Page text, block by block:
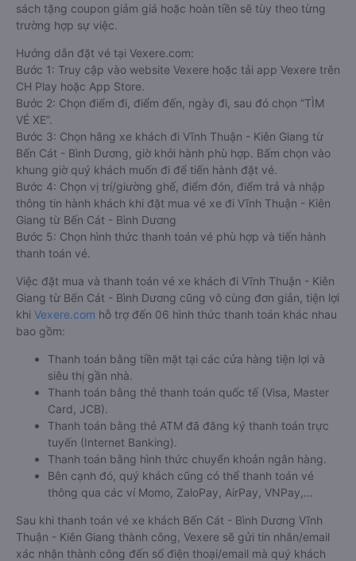
sách tặng coupon giảm giá hoặc hoàn tiền sẽ tùy theo từng
trường hợp sự việc.
Hướng dẫn đặt vé tại Vexere.com:
Bước 1: Truy cập vào website Vexere hoặc tải app Vexere trên
CH Play hoặc App Store.
Bước 2: Chọn điểm đi, điểm đến, ngày đi, sau đó chọn “TÌM
VÉ XE”.
Bước 3: Chọn hãng xe khách đi Vĩnh Thuận - Kiên Giang từ
Bến Cát - Bình Dương, giờ khởi hành phù hợp. Bấm chọn vào
khung giờ quý khách muốn đi để tiến hành đặt vé.
Bước 4: Chọn vị trí/giường ghế, điểm đón, điểm trả và nhập
thông tin hành khách khi đặt mua vé xe đi Vĩnh Thuận - Kiên
Giang từ Bến Cát - Bình Dương
Bước 5: Chọn hình thức thanh toán vé phù hợp và tiến hành
thanh toán vé.
Việc đặt mua và thanh toán vé xe khách đi Vĩnh Thuận - Kiên
Giang từ Bến Cát - Bình Dương cũng vô cùng đơn giản, tiện lợi
khi Vexere.com hỗ trợ đến 06 hình thức thanh toán khác nhau
bao gồm:
Thanh toán bằng tiền mặt tại các cửa hàng tiện lợi và
siêu thị gần nhà.
Thanh toán bằng thẻ thanh toán quốc tế (Visa, Master
Card, JCB).
Thanh toán bằng thẻ ATM đã đăng ký thanh toán trực
tuyến (Internet Banking).
Thanh toán bằng hình thức chuyển khoản ngân hàng.
Bên cạnh đó, quý khách cũng có thể thanh toán vé
thông qua các ví Momo, ZaloPay, AirPay, VNPay,…
Sau khi thanh toán vé xe khách Bến Cát - Bình Dương Vĩnh
Thuận - Kiên Giang thành công, Vexere sẽ gửi tin nhắn/email
xác nhận thành công đến số điện thoại/email mà quý khách